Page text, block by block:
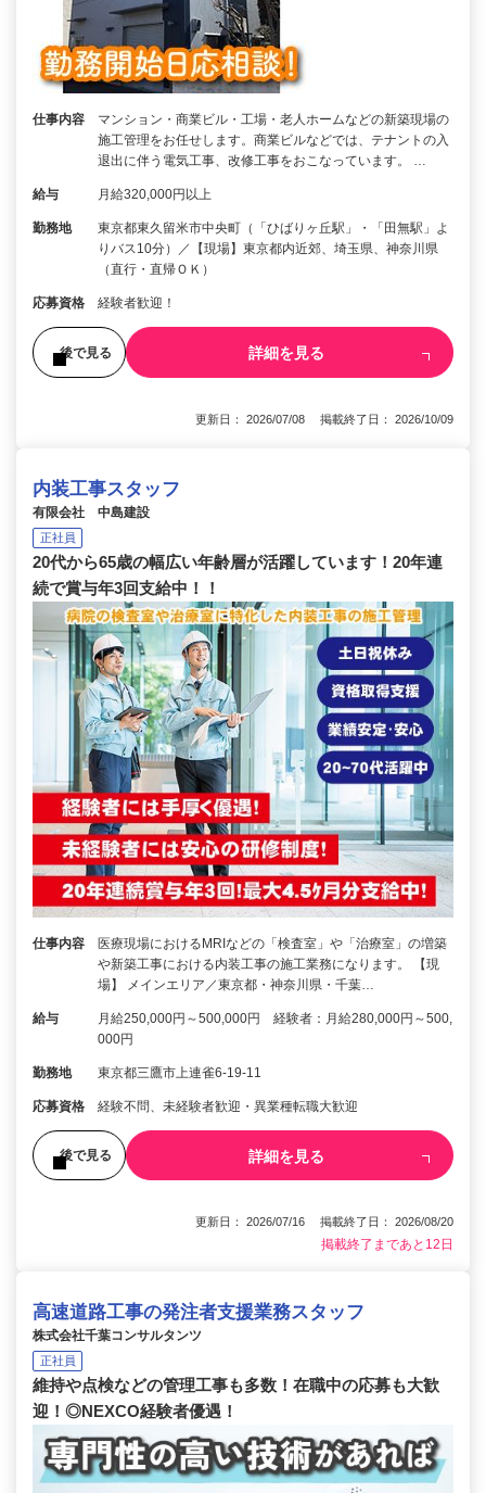
仕事内容
マンション・商業ビル・工場・老人ホームなどの新築現場の
施工管理をお任せします。商業ビルなどでは、テナントの入
退出に伴う電気工事、改修工事をおこなっています。 …
給与 月給320,000円以上
勤務地
東京都東久留米市中央町（「ひばりヶ丘駅」・「田無駅」よ
りバス10分）／【現場】東京都内近郊、埼玉県、神奈川県
（直行・直帰ＯＫ）
応募資格 経験者歓迎！
後で見る 詳細を見る
更新日： 2026/07/08 掲載終了日： 2026/10/09
内装工事スタッフ
有限会社 中島建設
正社員
20代から65歳の幅広い年齢層が活躍しています！20年連
続で賞与年3回支給中！！
仕事内容
医療現場におけるMRIなどの「検査室」や「治療室」の増築
や新築工事における内装工事の施工業務になります。 【現
場】 メインエリア／東京都・神奈川県・千葉…
給与
月給250,000円～500,000円 経験者：月給280,000円～500,
000円
勤務地 東京都三鷹市上連雀6-19-11
応募資格 経験不問、未経験者歓迎・異業種転職大歓迎
後で見る 詳細を見る
更新日： 2026/07/16 掲載終了日： 2026/08/20
掲載終了まであと12日
高速道路工事の発注者支援業務スタッフ
株式会社千葉コンサルタンツ
正社員
維持や点検などの管理工事も多数！在職中の応募も大歓
迎！◎NEXCO経験者優遇！